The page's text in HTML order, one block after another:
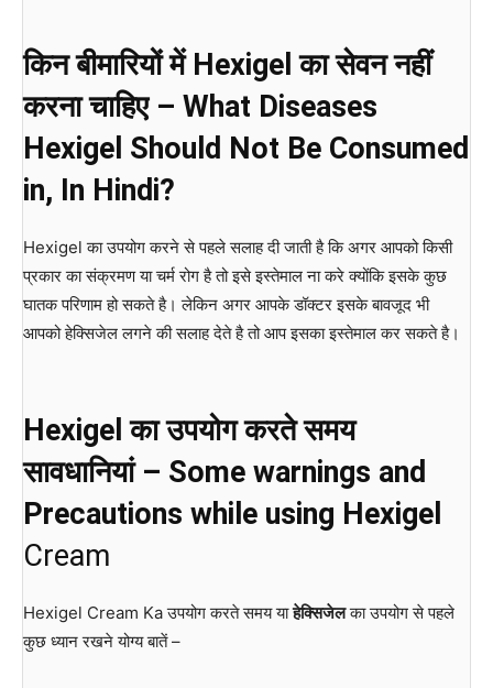
किन बीमारियों में Hexigel का सेवन नहीं
करना चाहिए – What Diseases
Hexigel Should Not Be Consumed
in, In Hindi?
Hexigel का उपयोग करने से पहले सलाह दी जाती है कि अगर आपको किसी
प्रकार का संक्रमण या चर्म रोग है तो इसे इस्तेमाल ना करे क्योंकि इसके कुछ
घातक परिणाम हो सकते है। लेकिन अगर आपके डॉक्टर इसके बावजूद भी
आपको हेक्सिजेल लगने की सलाह देते है तो आप इसका इस्तेमाल कर सकते है।
Hexigel का उपयोग करते समय
सावधानियां – Some warnings and
Precautions while using Hexigel
Cream
Hexigel Cream Ka उपयोग करते समय याहेक्सिजेलका उपयोग से पहले
कुछ ध्यान रखने योग्य बातें –